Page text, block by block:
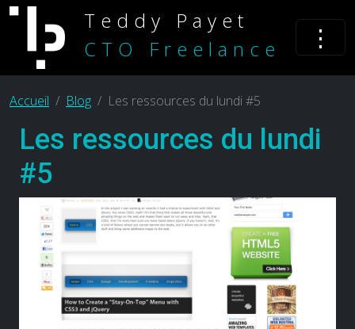
Teddy Payet
CTO Freelance
⋮
Accueil Blog Les ressources du lundi #5
Les ressources du lundi
#5